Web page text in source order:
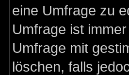
eine Umfrage zu
Umfrage ist
Umfrage mit
löschen, falls